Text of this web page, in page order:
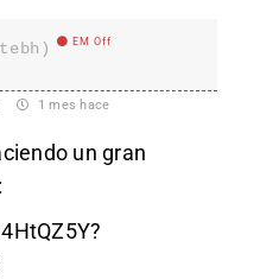
EM Off
1 mes hace
un gran